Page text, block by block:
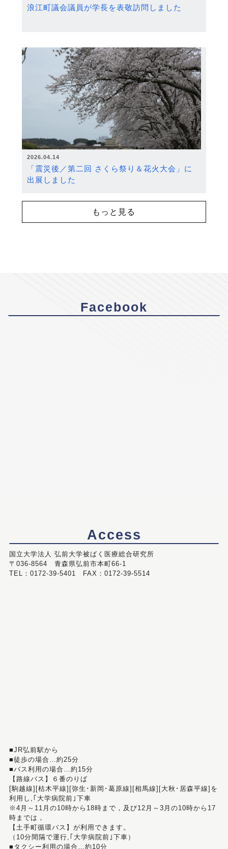
浪江町議会議員が学長を表敬訪問しました
2026.04.14
「震災後／第二回 さくら祭り＆花火大会」に
出展しました
もっと見る
Facebook
Access
国立大学法人 弘前大学被ばく医療総合研究所
〒036-8564 青森県弘前市本町66-1
TEL：0172-39-5401 FAX：0172-39-5514
■JR弘前駅から
■徒歩の場合…約25分
■バス利用の場合…約15分
【路線バス】６番のりば
[駒越線][枯木平線][弥生･新岡･葛原線][相馬線][大秋･居森平線]を
利用し,｢大学病院前｣下車
※4月～11月の10時から18時まで，及び12月～3月の10時から17
時までは，
【土手町循環バス】が利用できます。
（10分間隔で運行,｢大学病院前｣下車）
■タクシー利用の場合…約10分